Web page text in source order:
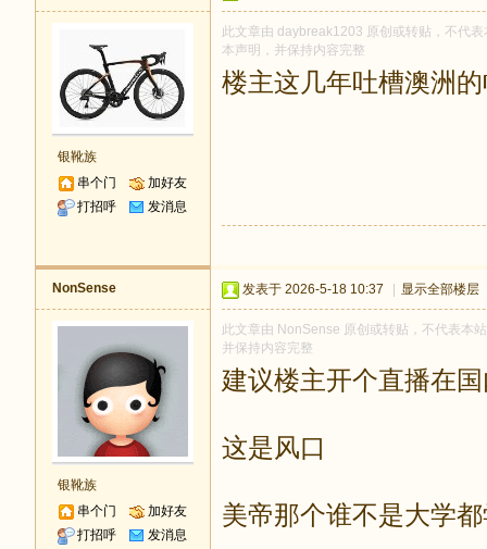
银靴族
串个门
加好友
打招呼
发消息
此文章由 daybreak1203 原创或转贴，不代
本声明，并保持内容完整
楼主这几年吐槽澳洲
NonSense
银靴族
串个门
加好友
打招呼
发消息
发表于 2026-5-18 10:37 显示全部楼层
此文章由 NonSense 原创或转贴，不代表本
并保持内容完整
建议楼主开个直播在
这是风口
美帝那个谁不是大学